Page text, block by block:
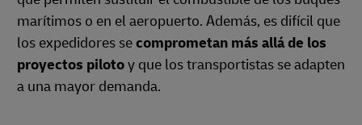
marítimos o en el aeropuerto. Además, es difícil que
los expedidores secomprometan más allá de los
proyectos pilotoy que los transportistas se adapten
a una mayor demanda.